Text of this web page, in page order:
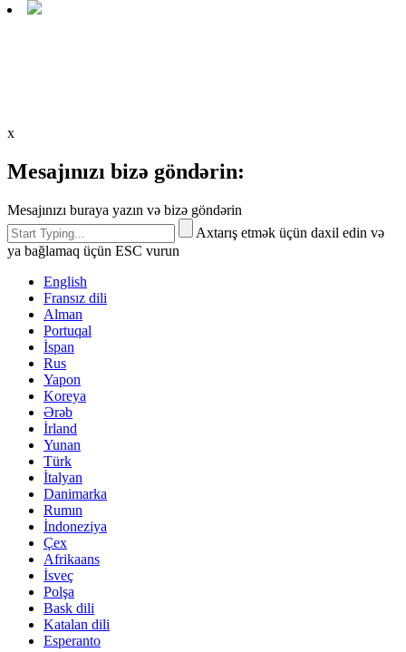
x
Mesajınızı bizə göndərin:
Mesajınızı buraya yazın və bizə göndərin
Axtarış etmək üçün daxil edin və
ya bağlamaq üçün ESC vurun
English
Fransız dili
Alman
Portuqal
İspan
Rus
Yapon
Koreya
Ərəb
İrland
Yunan
Türk
İtalyan
Danimarka
Rumın
İndoneziya
Çex
Afrikaans
İsveç
Polşa
Bask dili
Katalan dili
Esperanto